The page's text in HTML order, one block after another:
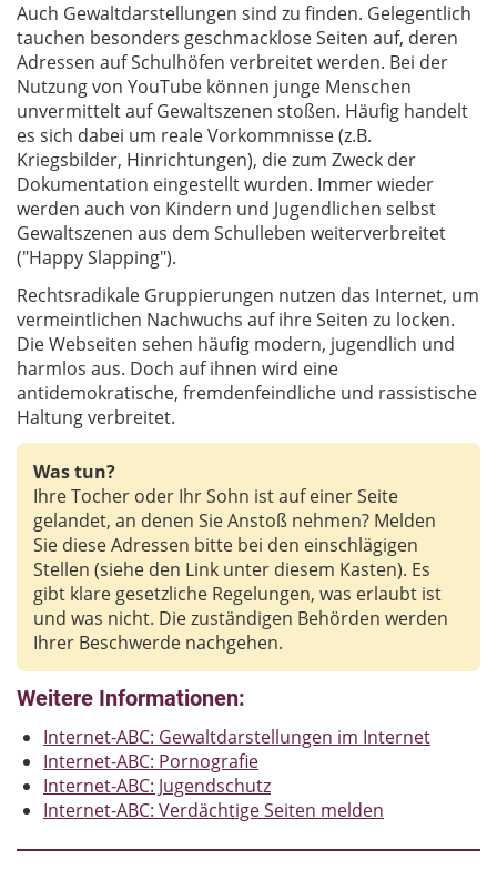
Auch Gewaltdarstellungen sind zu finden. Gelegentlich
tauchen besonders geschmacklose Seiten auf, deren
Adressen auf Schulhöfen verbreitet werden. Bei der
Nutzung von YouTube können junge Menschen
unvermittelt auf Gewaltszenen stoßen. Häufig handelt
es sich dabei um reale Vorkommnisse (z.B.
Kriegsbilder, Hinrichtungen), die zum Zweck der
Dokumentation eingestellt wurden. Immer wieder
werden auch von Kindern und Jugendlichen selbst
Gewaltszenen aus dem Schulleben weiterverbreitet
("Happy Slapping").
Rechtsradikale Gruppierungen nutzen das Internet, um
vermeintlichen Nachwuchs auf ihre Seiten zu locken.
Die Webseiten sehen häufig modern, jugendlich und
harmlos aus. Doch auf ihnen wird eine
antidemokratische, fremdenfeindliche und rassistische
Haltung verbreitet.
Was tun?
Ihre Tocher oder Ihr Sohn ist auf einer Seite
gelandet, an denen Sie Anstoß nehmen? Melden
Sie diese Adressen bitte bei den einschlägigen
Stellen (siehe den Link unter diesem Kasten). Es
gibt klare gesetzliche Regelungen, was erlaubt ist
und was nicht. Die zuständigen Behörden werden
Ihrer Beschwerde nachgehen.
Weitere Informationen:
Internet-ABC: Gewaltdarstellungen im Internet
Internet-ABC: Pornografie
Internet-ABC: Jugendschutz
Internet-ABC: Verdächtige Seiten melden